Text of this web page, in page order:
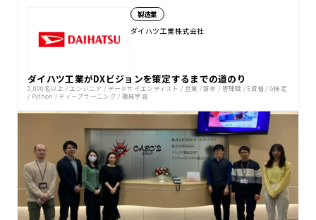
製造業
ダイハツ工業株式会社
ダイハツ工業がDXビジョンを策定するまでの道のり
5,000名以上 / エンジニア / データサイエンティスト / 営業 /新卒 / 管理職 / E資格 / G検定
/ Python / ディープラーニング / 機械学習